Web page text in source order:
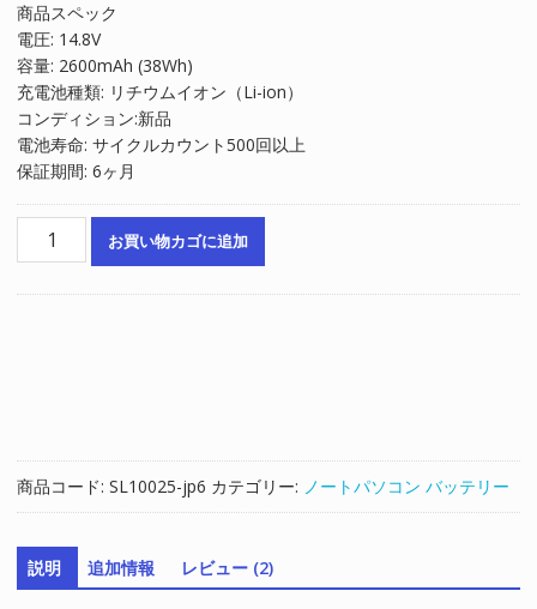
価
格
は
¥8,029
で
し
た。
格
は
¥5,419
で
す。
商品スペック
電圧: 14.8V
容量: 2600mAh (38Wh)
充電池種類: リチウムイオン（Li-ion）
コンディション:新品
電池寿命: サイクルカウント500回以上
保証期間: 6ヶ月
バ
ッ
テ
リ
ー
お買い物カゴに追加
商品コード: SL10025-jp6 カテゴリー: ノートパソコン バッテリー
説明 追加情報 レビュー (2)